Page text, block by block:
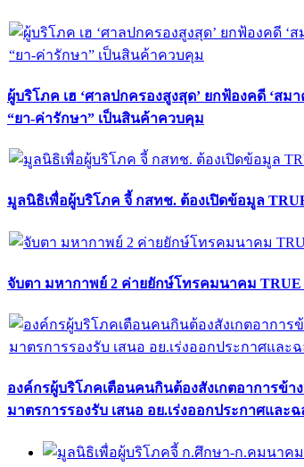
ผู้บริโภค เฮ ‘ศาลปกครองสูงสุด’ ยกฟ้องคดี ‘ส
“ยา-ค่ารักษา” เป็นสินค้าควบคุม
มูลนิธิเพื่อผู้บริโภค จี้ กสทช. ต้องเปิดข้อมูล
จับตา มหากาพย์ 2 ค่ายยักษ์โทรคมนาคม
องค์กรผู้บริโภคเตือนคนกินต้องสังเกตอาการข้
มาตรการรองรับ เสนอ อย.เร่งออกประกาศแล